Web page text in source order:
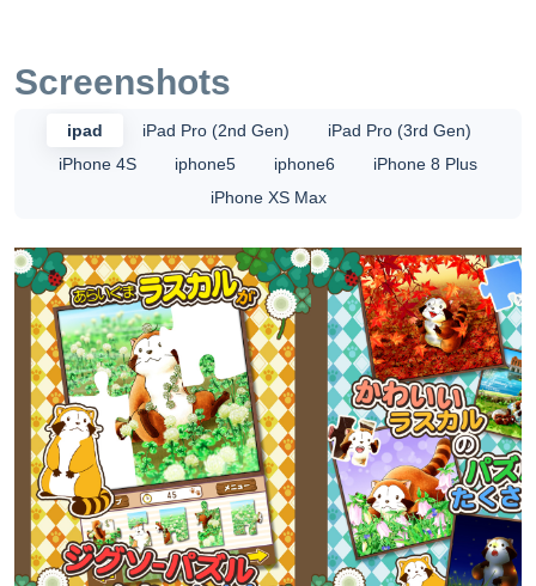
ピース)・むずかしい(20ピース)の、 ２モードで遊べるよ！
◆可愛いラスカルがたくさん！ パズルの数も豊富で可愛い
イラストがたくさん！ 何度遊んでも楽しい可愛い！ パズル
完成したら待受画像にも使ってみてね！ ◆スコアタイムも
TwitterやSNSへスコアを共有しちゃおう！ ジグソーパズル
グソーパズルでお集中力･創造性･色の認識力がつく！ 是非
みんなで一緒に遊んでみて下さい。 もちろ通勤通学の暇つ
ぶし等にも是非遊んでみて下さい。 さぁ「ジグソーパズ
ル」でラスカルと遊ぼう！ ラスカルが君を待っています！
RedinCの他のアプリにも注目！ この他のアプリも要チェ
ック！！！ 【世界名作劇場】 あらいぐまラスカル
(C)NIPPON ANIMATION CO.,LTD. 公式HP: http://araiguma-
rascal.com/
Screenshots
ipad iPad Pro (2nd Gen)
iPad Pro (3rd Gen)
iPhone 4S
iphone5 iphone6
iPhone 8 Plus
iPhone XS Max